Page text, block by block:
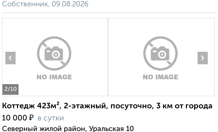
Собственник, 09.08.2026
2/10
‹ ›
Коттедж 423м², 2-этажный, посуточно, 3 км от города
10 000 ₽ в сутки
Северный жилой район, Уральская 10